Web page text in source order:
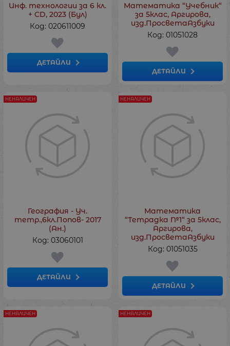
Инф. технологии за 6 кл.
+ CD, 2023 (Бул)
Код: 020611009
ДЕТАЙЛИ
Математика “Учебник“
за 5клас, Аргирова,
изд.ПросветаАзбуки
Код: 01051028
ДЕТАЙЛИ
География - Уч.
тетр.,6кл.Попов- 2017
(Ан.)
Код: 03060101
ДЕТАЙЛИ
НЕНАЛИЧЕН
Математика
“Тетрадка №1“ за 5клас,
Аргирова,
изд.ПросветаАзбуки
Код: 01051035
ДЕТАЙЛИ
НЕНАЛИЧЕН
НЕНАЛИЧЕН НЕНАЛИЧЕН